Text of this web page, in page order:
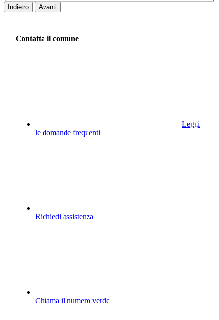
Indietro Avanti
Contatta il comune
Leggi
le domande frequenti
Richiedi assistenza
Chiama il numero verde